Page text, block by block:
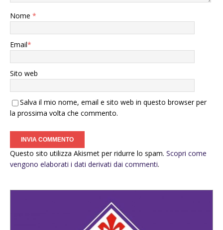
Nome *
Email*
Sito web
Salva il mio nome, email e sito web in questo browser per
la prossima volta che commento.
Questo sito utilizza Akismet per ridurre lo spam. Scopri come
vengono elaborati i dati derivati dai commenti.